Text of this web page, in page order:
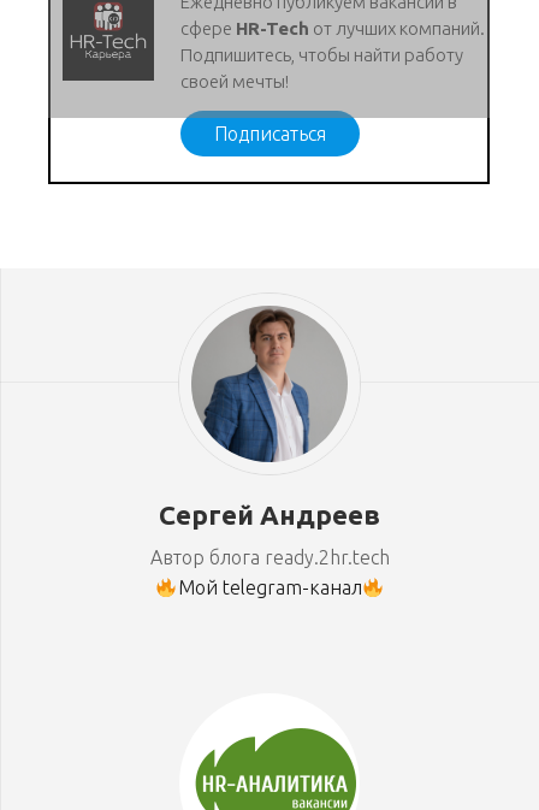
сфере HR-Tech от лучших компаний.
Подпишитесь, чтобы найти работу
своей мечты!
Подписаться
Сергей Андреев
Автор блога ready.2hr.tech
Мой telegram-канал